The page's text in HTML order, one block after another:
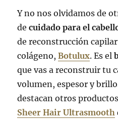
Y no nos olvidamos de
decuidado para el
de reconstrucción
colágeno,Botulux. Es el
que vas a reconstruir tu
volumen, espesor y
destacan otros
Sheer Hair Ultrasmooth